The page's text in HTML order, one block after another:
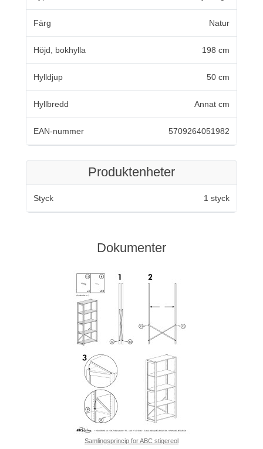
Färg Natur
Höjd, bokhylla 198 cm
Hylldjup 50 cm
Hyllbredd Annat cm
EAN-nummer 5709264051982
Produktenheter
Styck 1 styck
Dokumenter
Samlingsprincip for ABC stigereol